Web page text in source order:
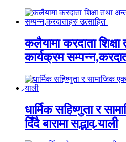
कलैयामा करदाता
कार्यक्रम
धार्मिक सहिष्णुता र
दिँदै बारामा सद्भाव र्‍याली